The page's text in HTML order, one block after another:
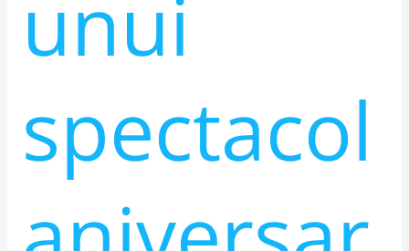
unui
spectacol